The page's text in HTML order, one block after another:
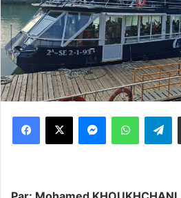
WhatsApp Telegram